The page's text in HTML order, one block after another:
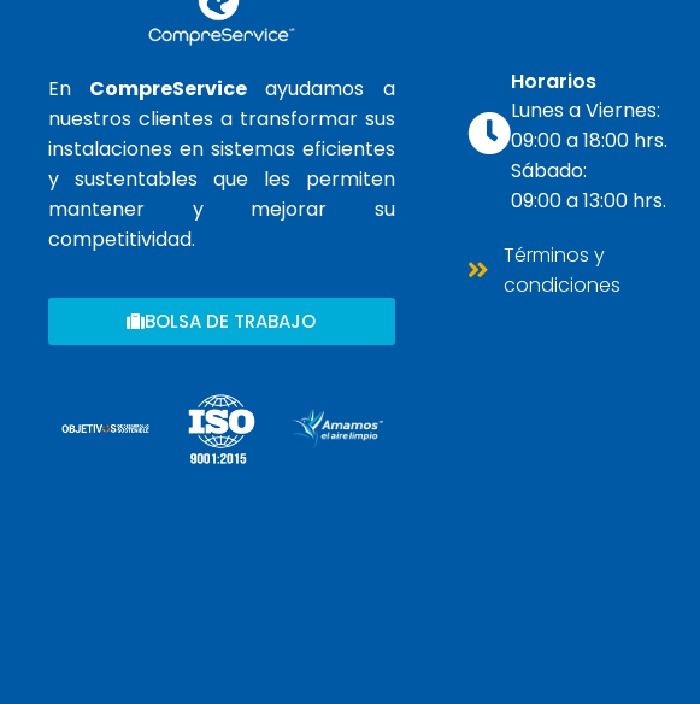
En CompreService ayudamos a
nuestros clientes a transformar sus
instalaciones en sistemas eficientes
y sustentables que les permiten
mantener y mejorar su
competitividad.
BOLSA DE TRABAJO
Horarios
Lunes a Viernes:
09:00 a 18:00 hrs.
Sábado:
09:00 a 13:00 hrs.
Términos y
condiciones